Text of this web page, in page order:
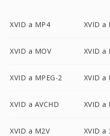
XVID a MP4 XVID a
XVID a MOV XVID a
XVID a MPEG-2 XVID a
XVID a AVCHD XVID a
XVID a M2V XVID a